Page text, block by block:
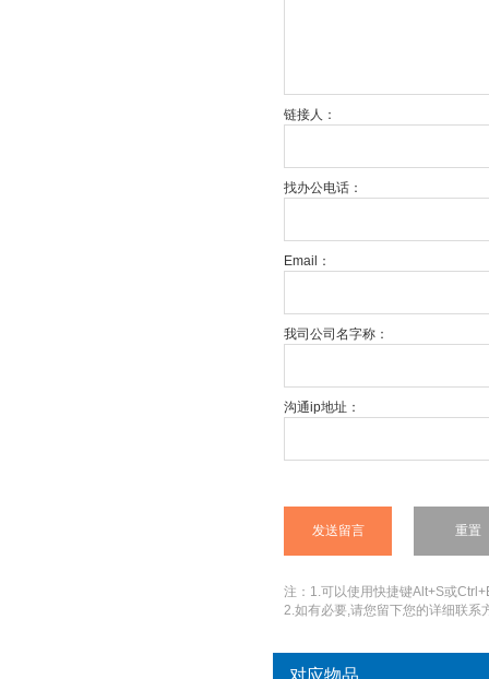
链接人：
找办公电话：
Email：
我司公司名字称：
沟通ip地址：
注：1.可以使用快捷键Alt+S或
2.如有必要,请您留下您的详细联系
对应物品